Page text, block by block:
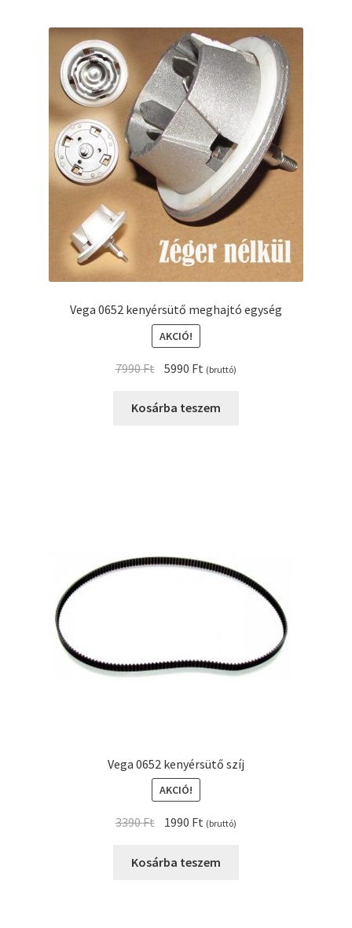
Vega 0652 kenyérsütő meghajtó egység
AKCIÓ!
7990Ft Original
was:
5990 Ft Current
is:
(bruttó)
Kosárba teszem
Vega 0652 kenyérsütő szíj
AKCIÓ!
3390Ft Original
was:
1990 Ft Current
is:
(bruttó)
Kosárba teszem